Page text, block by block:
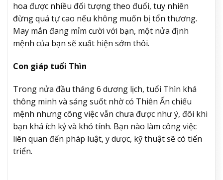
hoa được nhiều đối tượng theo đuổi, tuy nhiên
đừng quá tự cao nếu không muốn bị tổn thương.
May mắn đang mỉm cười với bạn, một nửa định
mệnh của bạn sẽ xuất hiện sớm thôi.
Con giáp tuổi Thìn
Trong nửa đầu tháng 6 dương lịch, tuổi Thìn khá
thông minh và sáng suốt nhờ có Thiên Ấn chiếu
mệnh nhưng công việc vẫn chưa được như ý, đôi khi
bạn khá ích kỷ và khó tính. Bạn nào làm công việc
liên quan đến pháp luật, y dược, kỹ thuật sẽ có tiến
triển.